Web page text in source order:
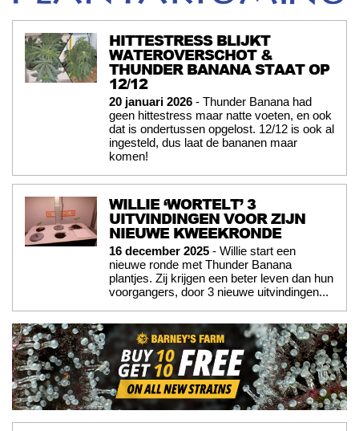
HITTESTRESS BLIJKT
WATEROVERSCHOT &
THUNDER BANANA STAAT OP
12/12
20 januari 2026 - Thunder Banana had
geen hittestress maar natte voeten, en ook
dat is ondertussen opgelost. 12/12 is ook al
ingesteld, dus laat de bananen maar
komen!
WILLIE ‘WORTELT’ 3
UITVINDINGEN VOOR ZIJN
NIEUWE KWEEKRONDE
16 december 2025 - Willie start een
nieuwe ronde met Thunder Banana
plantjes. Zij krijgen een beter leven dan hun
voorgangers, door 3 nieuwe uitvindingen...